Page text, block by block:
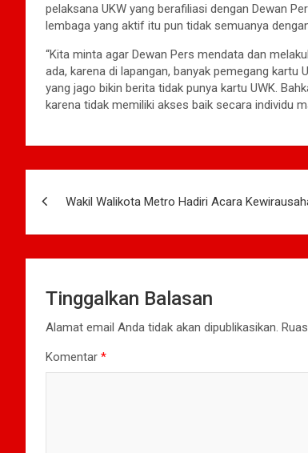
pelaksana UKW yang berafiliasi dengan Dewan
lembaga yang aktif itu pun tidak semuanya
“Kita minta agar Dewan Pers mendata dan
ada, karena di lapangan, banyak pemegang
yang jago bikin berita tidak punya kartu UWK.
karena tidak memiliki akses baik secara individu
Wakil Walikota Metro Hadiri Acara
Tinggalkan Balasan
Alamat email Anda tidak akan dipublikasikan.
Komentar *